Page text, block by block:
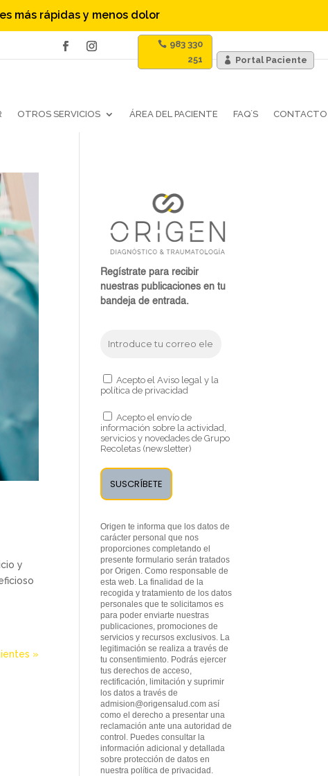
más rápidas y menos dolor
983 330
251
Portal Paciente
OTROS SERVICIOS ÁREA DEL PACIENTE FAQ´S CONTACTO
y
»
Regístrate para recibir
nuestras publicaciones en tu
bandeja de entrada.
Acepto el Aviso legal y la
política de privacidad
Acepto el envío de
información sobre la actividad,
servicios y novedades de Grupo
Recoletas (newsletter)
Origen te informa que los datos de
carácter personal que nos
proporciones completando el
presente formulario serán tratados
por Origen. Como responsable de
esta web. La finalidad de la
recogida y tratamiento de los datos
personales que te solicitamos es
para poder enviarte nuestras
publicaciones, promociones de
servicios y recursos exclusivos. La
legitimación se realiza a través de
tu consentimiento. Podrás ejercer
tus derechos de acceso,
rectificación, limitación y suprimir
los datos a través de
admision@origensalud.com así
como el derecho a presentar una
reclamación ante una autoridad de
control. Puedes consultar la
información adicional y detallada
sobre protección de datos en
nuestrapolítica de privacidad